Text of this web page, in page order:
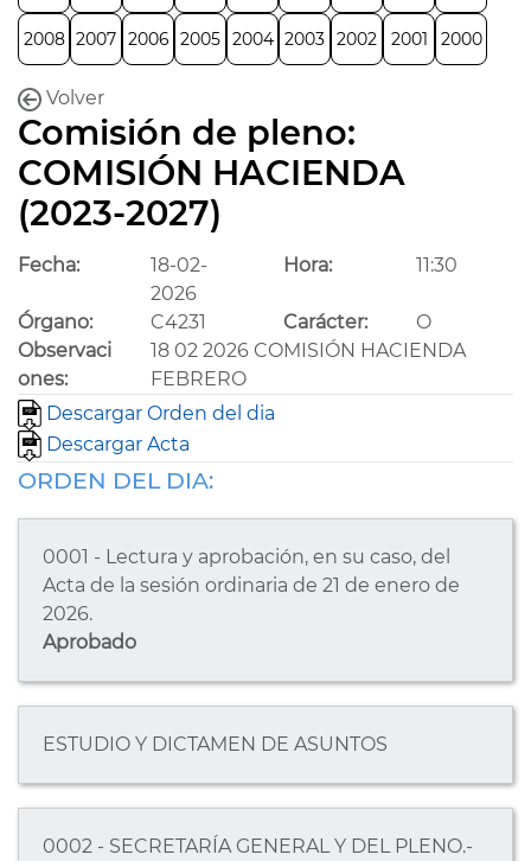
2008 2007 2006 2005 2004 2003 2002 2001 2000
Volver
Comisión de pleno:
COMISIÓN HACIENDA
(2023-2027)
Fecha:
18-02-
2026
Hora: 11:30
Órgano: C4231 Carácter:
O
Observaci
ones:
18 02 2026 COMISIÓN HACIENDA
FEBRERO
Descargar Orden del dia
Descargar Acta
ORDEN DEL DIA:
0001 - Lectura y aprobación, en su caso, del
Acta de la sesión ordinaria de 21 de enero de
2026.
Aprobado
ESTUDIO Y DICTAMEN DE ASUNTOS
0002 - SECRETARÍA GENERAL Y DEL PLENO.-